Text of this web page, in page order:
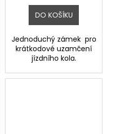
DO KOŠÍKU
Jednoduchý zámek pro
krátkodové uzamčení
jízdního kola.